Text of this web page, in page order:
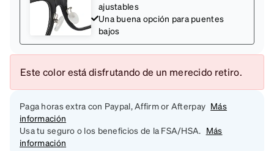
ajustables
Una buena opción para puentes
bajos
Este color está disfrutando de un merecido retiro.
Paga horas extra con Paypal, Affirm or Afterpay Más
información
Usa tu seguro o los beneficios de la FSA/HSA. Más
información